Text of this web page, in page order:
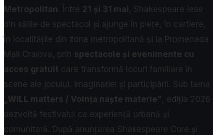
Metropolitan . Între 21 și 31 mai , Shakespeare iese
din sălile de spectacol și ajunge în piețe, în cartiere,
în localitățile din zona metropolitană și la Promenada
Mall Craiova, prin spectacole și evenimente cu
acces gratuit care transformă locuri familiare în
scene ale jocului, imaginației și participării. Sub tema
„WILL matters / Voința naște materie”, ediția 2026
dezvoltă festivalul ca experiență urbană și
comunitară. După anunțarea Shakespeare Core și